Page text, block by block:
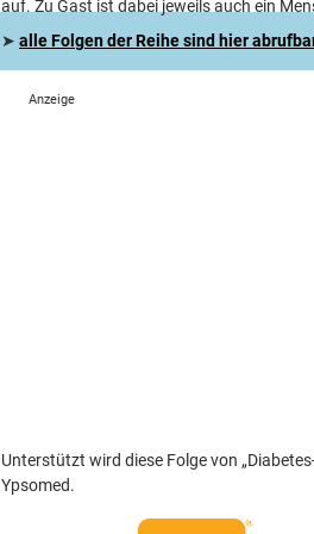
auf. Zu Gast ist dabei jeweils auch ein
➤ alle Folgen der Reihe sind hier
Unterstützt wird diese Folge von
Ypsomed.